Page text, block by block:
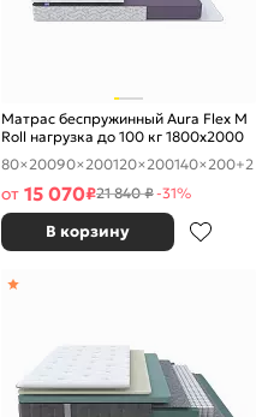
Матрас беспружинный Aura Flex M
Roll нагрузка до 100 кг 1800x2000
80×20090×200120×200140×200+2
от 15 070₽21 840 ₽-31%
В корзину